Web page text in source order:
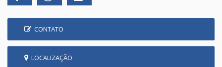
CONTATO
LOCALIZAÇÃO